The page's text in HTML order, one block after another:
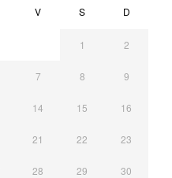
V S D
1 2
7 8 9
14 15 16
21 22 23
28 29 30